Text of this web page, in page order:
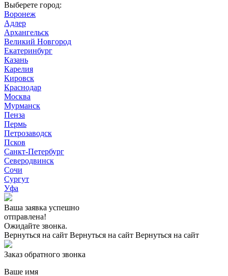
Выберете город:
Воронеж
Адлер
Архангельск
Великий Новгород
Екатеринбург
Казань
Карелия
Кировск
Краснодар
Москва
Мурманск
Пенза
Пермь
Петрозаводск
Псков
Санкт-Петербург
Северодвинск
Сочи
Сургут
Уфа
Ваша заявка успешно
отправлена!
Ожидайте звонка.
Вернуться на сайт Вернуться на сайт Вернуться на сайт
Заказ обратного звонка
Ваше имя